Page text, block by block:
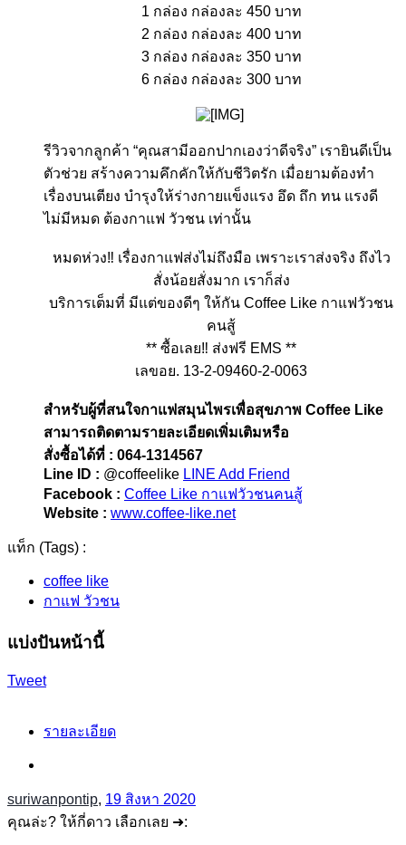
1 กล่อง กล่องละ 450 บาท
2 กล่อง กล่องละ 400 บาท
3 กล่อง กล่องละ 350 บาท
6 กล่อง กล่องละ 300 บาท​
รีวิวจากลูกค้า “คุณสามีออกปากเองว่าดีจริง” เรายินดีเป็น
ตัวช่วย สร้างความคึกคักให้กับชีวิตรัก เมื่อยามต้องทำ
เรื่องบนเตียง บำรุงให้ร่างกายแข็งแรง อึด ถึก ทน แรงดี
ไม่มีหมด ต้องกาแฟ วัวชน เท่านั้น
หมดห่วง‼️ เรื่องกาแฟส่งไม่ถึงมือ เพราะเราส่งจริง ถึงไว
สั่งน้อยสั่งมาก เราก็ส่ง
บริการเต็มที่ มีแต่ของดีๆ ให้กัน Coffee Like กาแฟวัวชน
คนสู้
** ซื้อเลย‼️ ส่งฟรี EMS **
เลขอย. 13-2-09460-2-0063​
สำหรับผู้ที่สนใจกาแฟสมุนไพรเพื่อสุขภาพ Coffee Like
สามารถติดตามรายละเอียดเพิ่มเติมหรือ
สั่งซื้อได้ที่ : 064-1314567
Line ID : @coffeelike LINE Add Friend
Facebook : Coffee Like กาแฟวัวชนคนสู้
Website : www.coffee-like.net
แท็ก (Tags) :
coffee like
กาแฟ วัวชน
แบ่งปันหน้านี้
Tweet
รายละเอียด
suriwanpontip, 19 สิงหา 2020
คุณล่ะ? ให้กี่ดาว เลือกเลย ➜: